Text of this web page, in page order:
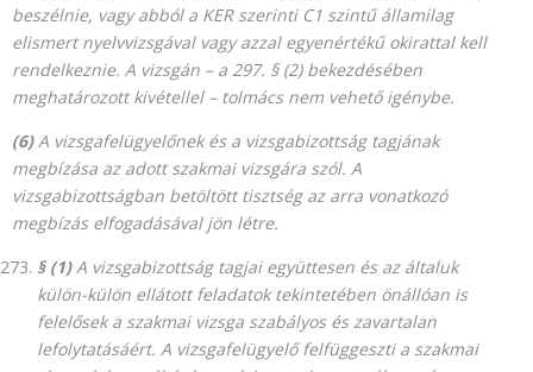
beszélnie, vagy abból a KER szerinti C1 szintű államilag
elismert nyelvvizsgával vagy azzal egyenértékű okirattal kell
rendelkeznie. A vizsgán – a 297. § (2) bekezdésében
meghatározott kivétellel – tolmács nem vehető igénybe.
(6)A vizsgafelügyelőnek és a vizsgabizottság tagjának
megbízása az adott szakmai vizsgára szól. A
vizsgabizottságban betöltött tisztség az arra vonatkozó
megbízás elfogadásával jön létre.
§ (1)A vizsgabizottság tagjai együttesen és az általuk
külön-külön ellátott feladatok tekintetében önállóan is
felelősek a szakmai vizsga szabályos és zavartalan
lefolytatásáért. A vizsgafelügyelő felfüggeszti a szakmai